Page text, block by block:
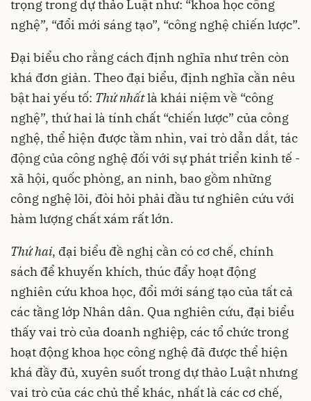
trọng trong dự thảo Luật như: “khoa học công
nghệ”, “đổi mới sáng tạo”, “công nghệ chiến lược”.
Đại biểu cho rằng cách định nghĩa như trên còn
khá đơn giản. Theo đại biểu, định nghĩa cần nêu
bật hai yếu tố: Thứ nhấtlà khái niệm về “công
nghệ”, thứ hai là tính chất “chiến lược” của công
nghệ, thể hiện được tầm nhìn, vai trò dẫn dắt, tác
động của công nghệ đối với sự phát triển kinh tế -
xã hội, quốc phòng, an ninh, bao gồm những
công nghệ lõi, đòi hỏi phải đầu tư nghiên cứu với
hàm lượng chất xám rất lớn.
Thứ hai, đại biểu đề nghị cần có cơ chế, chính
sách để khuyến khích, thúc đẩy hoạt động
nghiên cứu khoa học, đổi mới sáng tạo của tất cả
các tầng lớp Nhân dân. Qua nghiên cứu, đại biểu
thấy vai trò của doanh nghiệp, các tổ chức trong
hoạt động khoa học công nghệ đã được thể hiện
khá đầy đủ, xuyên suốt trong dự thảo Luật nhưng
vai trò của các chủ thể khác, nhất là các cơ chế,